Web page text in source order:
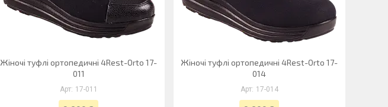
Жіночі туфлі ортопедичні 4Rest-Orto 17-
011
17-011
Жіночі туфлі ортопедичні 4Rest-Orto 17-
014
17-014